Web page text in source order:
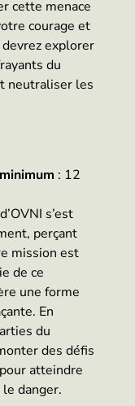
cette menace
courage et
explorer
du
neutraliser les
: 12
s’est
perçant
mission est
de ce
une forme
En
du
des défis
atteindre
danger.